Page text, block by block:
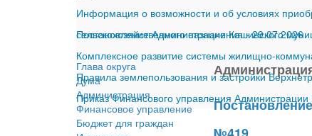
Информация о возможности и об условиях
сельскохозяйственного назначения-29.07.2026
Постановление Администрации Кашинского
Комплексное развитие системы жилищно-
Правила землепользования и застройки
Приказ Финансового управления
Глава округа
Дума
Администрация
Финансовое управление
Бюджет для граждан